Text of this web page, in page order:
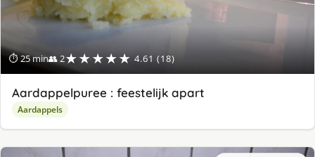
⏱ 25 min👥 2★★★★★ 4.61 (18)
Aardappelpuree : feestelijk apart
Aardappels